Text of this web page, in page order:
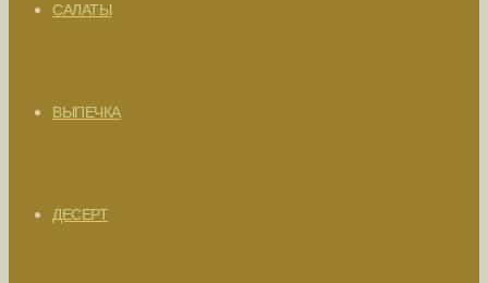
САЛАТЫ
ВЫПЕЧКА
ДЕСЕРТ